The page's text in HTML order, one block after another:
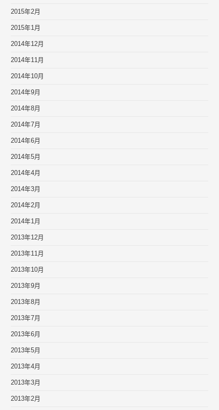
2015年2月
2015年1月
2014年12月
2014年11月
2014年10月
2014年9月
2014年8月
2014年7月
2014年6月
2014年5月
2014年4月
2014年3月
2014年2月
2014年1月
2013年12月
2013年11月
2013年10月
2013年9月
2013年8月
2013年7月
2013年6月
2013年5月
2013年4月
2013年3月
2013年2月